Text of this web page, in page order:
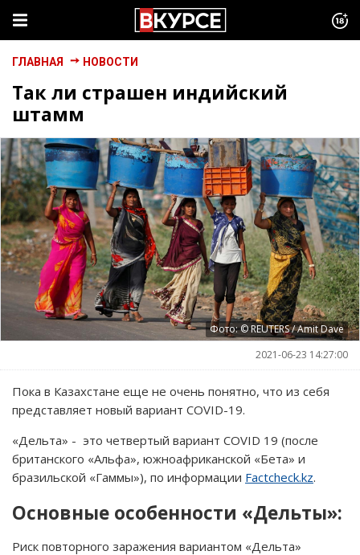
ГЛАВНАЯ НОВОСТИ
Так ли страшен индийский
штамм
Фото: © REUTERS / Amit Dave
2021-06-23 14:27:00
Пока в Казахстане еще не очень понятно, что из себя
представляет новый вариант COVID-19.
«Дельта» - это четвертый вариант COVID 19 (после
британского «Альфа», южноафриканской «Бета» и
бразильской «Гаммы»), по информации Factcheck.kz.
Основные особенности «Дельты»:
Риск повторного заражения вариантом «Дельта»